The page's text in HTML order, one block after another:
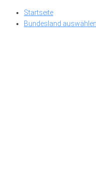
Skip
Startseite
Bundesland auswählen